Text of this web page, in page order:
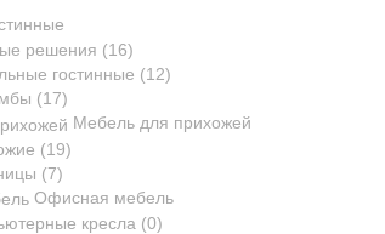
решения (16)
гостинные (12)
(17)
Мебель для прихожей
(19)
(7)
Офисная мебель
кресла (0)